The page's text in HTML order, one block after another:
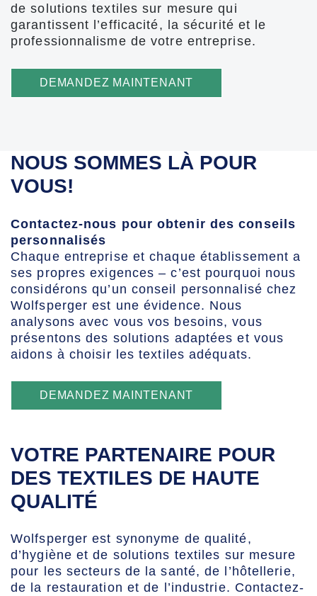
de solutions textiles sur mesure qui
garantissent l’efficacité, la sécurité et le
professionnalisme de votre entreprise.
DEMANDEZ MAINTENANT
NOUS SOMMES LÀ POUR
VOUS!
Contactez-nous pour obtenir des conseils
personnalisés
Chaque entreprise et chaque établissement a
ses propres exigences – c’est pourquoi nous
considérons qu’un conseil personnalisé chez
Wolfsperger est une évidence. Nous
analysons avec vous vos besoins, vous
présentons des solutions adaptées et vous
aidons à choisir les textiles adéquats.
DEMANDEZ MAINTENANT
VOTRE PARTENAIRE POUR
DES TEXTILES DE HAUTE
QUALITÉ
Wolfsperger est synonyme de qualité,
d’hygiène et de solutions textiles sur mesure
pour les secteurs de la santé, de l’hôtellerie,
de la restauration et de l’industrie. Contactez-